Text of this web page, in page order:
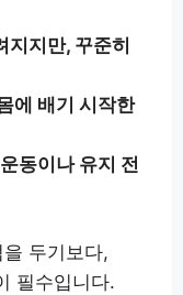
지지만, 꾸준히
에 배기 시작한
동이나 유지 전
두기보다,
필수입니다.